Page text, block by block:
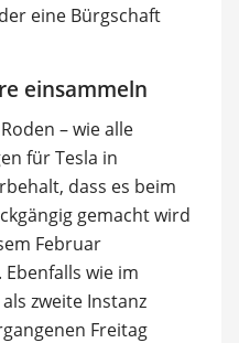
eine Bürgschaft
einsammeln
– wie alle
für Tesla in
dass es beim
gemacht wird
Februar
wie im
zweite Instanz
Freitag